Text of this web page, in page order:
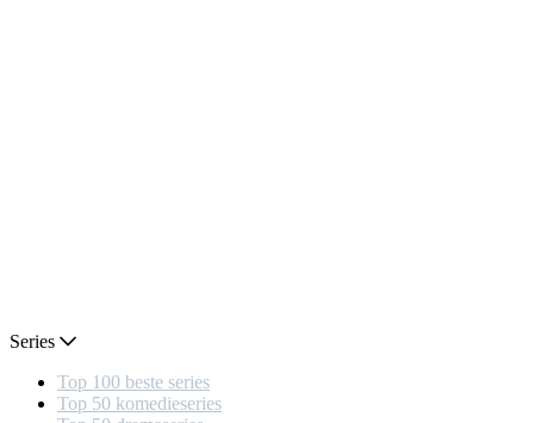
Series
Top 100 beste series
Top 50 komedieseries